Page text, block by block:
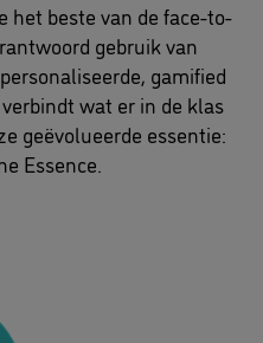
het beste van de face-to-
gebruik van
gamified
wat er in de klas
geëvolueerde essentie:
Essence.